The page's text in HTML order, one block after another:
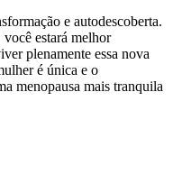
e autodescoberta.
estará melhor
plenamente essa nova
é única e o
menopausa mais tranquila